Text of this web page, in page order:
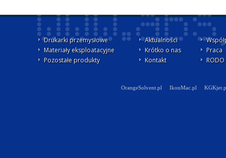
Drukarki przemysłowe
Materiały eksploatacyjne
Pozostałe produkty
Aktualności
Krótko o nas
Kontakt
Praca
OrangeSolvent.pl IkonMac.pl